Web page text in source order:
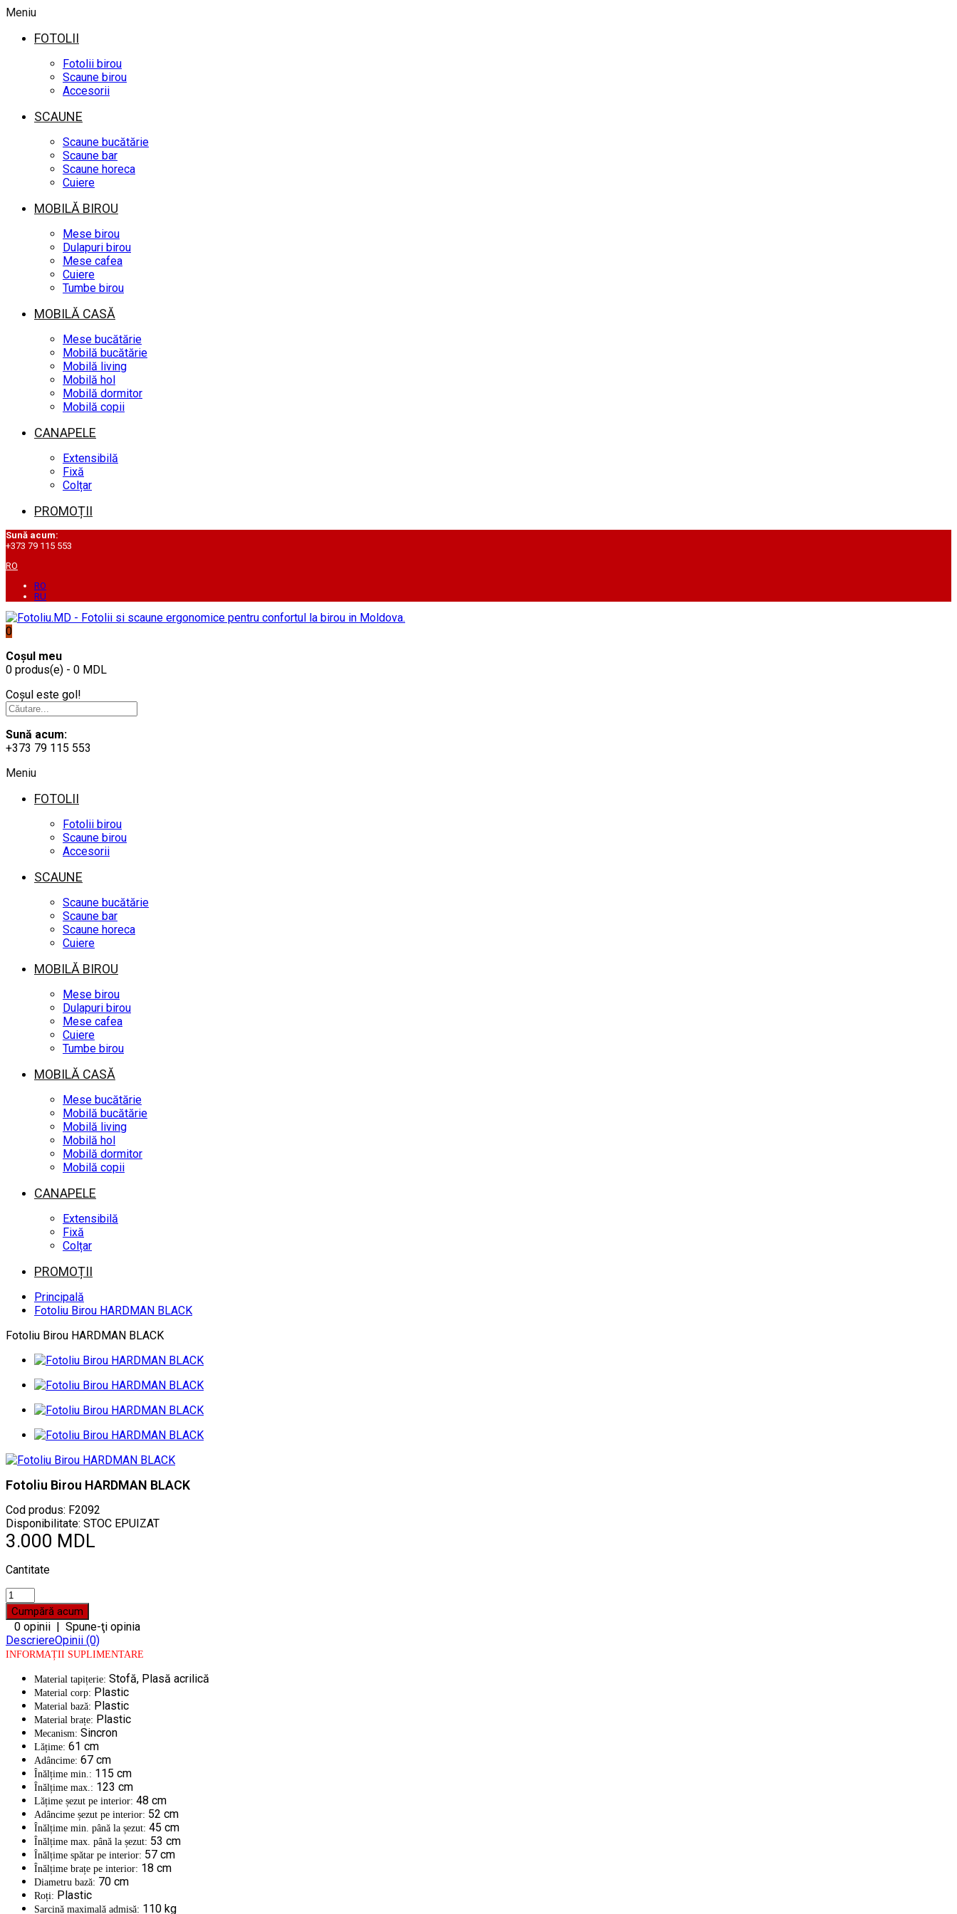
Meniu
FOTOLII
Fotolii birou
Scaune birou
Accesorii
SCAUNE
Scaune bucătărie
Scaune bar
Scaune horeca
Cuiere
MOBILĂ BIROU
Mese birou
Dulapuri birou
Mese cafea
Cuiere
Tumbe birou
MOBILĂ CASĂ
Mese bucătărie
Mobilă bucătărie
Mobilă living
Mobilă hol
Mobilă dormitor
Mobilă copii
CANAPELE
Extensibilă
Fixă
Colțar
PROMOȚII
Sună acum:
+373 79 115 553
RO
RO
RU
0
Coșul meu
0 produs(e) - 0 MDL
Coșul este gol!
Sună acum:
+373 79 115 553
Meniu
FOTOLII
Fotolii birou
Scaune birou
Accesorii
SCAUNE
Scaune bucătărie
Scaune bar
Scaune horeca
Cuiere
MOBILĂ BIROU
Mese birou
Dulapuri birou
Mese cafea
Cuiere
Tumbe birou
MOBILĂ CASĂ
Mese bucătărie
Mobilă bucătărie
Mobilă living
Mobilă hol
Mobilă dormitor
Mobilă copii
CANAPELE
Extensibilă
Fixă
Colțar
PROMOȚII
Principală
Fotoliu Birou HARDMAN BLACK
Fotoliu Birou HARDMAN BLACK
Fotoliu Birou HARDMAN BLACK
Cod produs: F2092
Disponibilitate: STOC EPUIZAT
3.000 MDL
Cantitate
0 opinii | Spune-ţi opinia
DescriereOpinii (0)
INFORMAȚII SUPLIMENTARE
Material tapițerie: Stofă, Plasă acrilică
Material corp: Plastic
Material bază: Plastic
Material brațe: Plastic
Mecanism: Sincron
Lățime: 61 cm
Adâncime: 67 cm
Înălțime min.: 115 cm
Înălțime max.: 123 cm
Lățime șezut pe interior: 48 cm
Adâncime șezut pe interior: 52 cm
Înălțime min. până la șezut: 45 cm
Înălțime max. până la șezut: 53 cm
Înălțime spătar pe interior: 57 cm
Înălțime brațe pe interior: 18 cm
Diametru bază: 70 cm
Roți: Plastic
Sarcină maximală admisă: 110 kg